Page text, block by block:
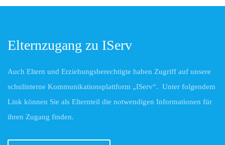
Elternzugang zu IServ
Auch Eltern und Erziehungsberechtigte haben Zugriff auf unsere
schulinterne Kommunikationsplattform „IServ“. Unter folgendem
Link können Sie als Elternteil die notwendigen Informationen für
ihren Zugang finden.